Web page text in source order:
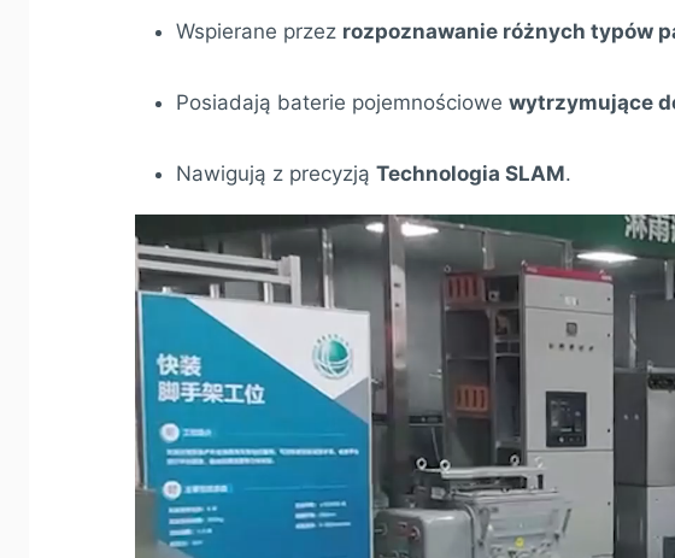
Wspierane przez rozpoznawanie różnych typów
Posiadają baterie pojemnościowe wytrzymujące
Nawigują z precyzją Technologia SLAM.